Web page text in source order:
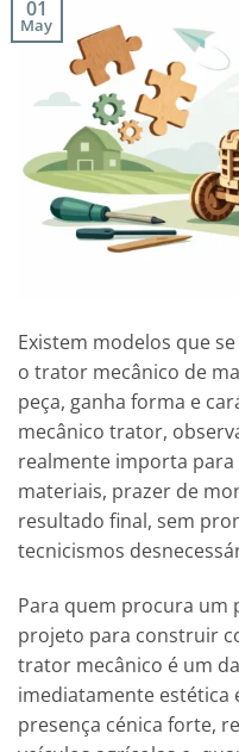
01
May
Existem modelos que
o trator mecânico de
peça, ganha forma e
mecânico trator,
realmente importa
materiais, prazer de
resultado final, sem
tecnicismos
Para quem procura um
projeto para construir
trator mecânico é um
imediatamente estética
presença cénica forte,